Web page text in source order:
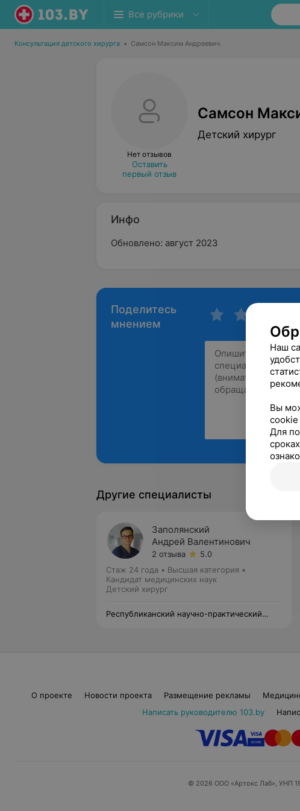
Все рубрики
Консультация детского хирурга • Самсон Максим Андреевич
Нет отзывов
Оставить
первый отзыв
Самсон
Детский хирург
Инфо
Обновлено: август 2023
Поделитесь
мнением
Другие специалисты
Заполянский
Андрей Валентинович
2 отзыва
5.0
Стаж 24 года • Высшая категория •
Кандидат медицинских наук
Детский хирург
Республиканский научно-практический
О проекте Новости проекта Размещение рекламы
Написать руководителю 103.by
© 2026 ООО «Артокс Лаб», УНП
Наш
Вы
cookie
Для